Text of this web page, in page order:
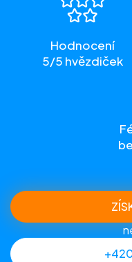
Hodnocení
5/5 hvězdiček